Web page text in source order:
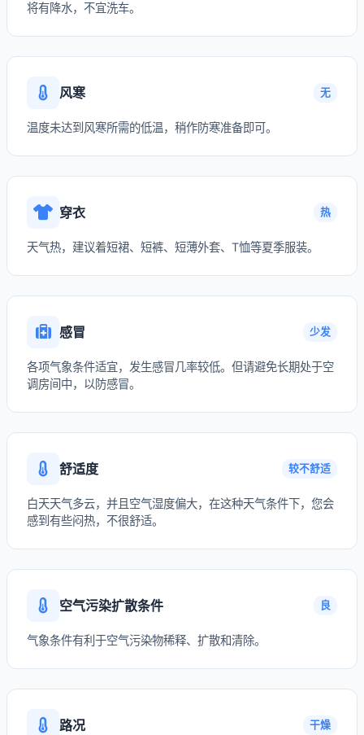
将有降水，不宜洗车。
风寒 无
温度未达到风寒所需的低温，稍作防寒准备即可。
穿衣 热
天气热，建议着短裙、短裤、短薄外套、T恤等夏季服装。
感冒 少发
各项气象条件适宜，发生感冒几率较低。但请避免长期处于空
调房间中，以防感冒。
舒适度 较不舒适
白天天气多云，并且空气湿度偏大，在这种天气条件下，您会
感到有些闷热，不很舒适。
空气污染扩散条件 良
气象条件有利于空气污染物稀释、扩散和清除。
路况 干燥